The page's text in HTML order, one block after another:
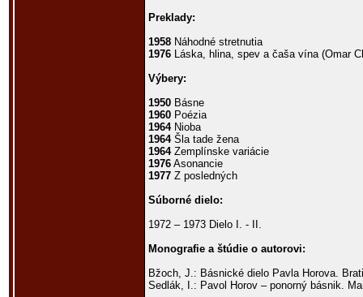
Preklady:
1958 Náhodné stretnutia
1976 Láska, hlina, spev a čaša vína (Omar
Výbery:
1950 Básne
1960 Poézia
1964Nioba
1964Šla tade žena
1964Zemplínske variácie
1976 Asonancie
1977 Z posledných
Súborné dielo:
1972 – 1973 Dielo I. - II.
Monografie a štúdie o autorovi:
Bžoch, J.: Básnické dielo Pavla Horova.
Sedlák, I.: Pavol Horov – ponorný básnik.